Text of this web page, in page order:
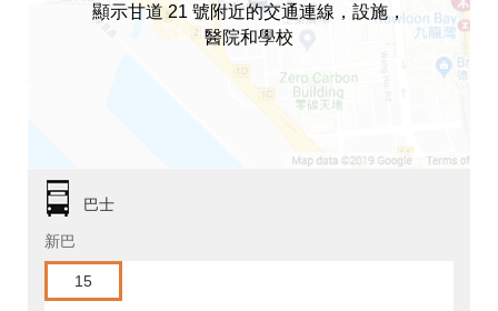
顯示甘道 21 號附近的交通連線，設施，
醫院和學校
巴士
新巴
15